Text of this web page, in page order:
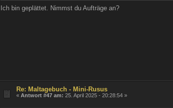
Ich bin geplättet. Nimmst du Aufträge an?
Re: Maltagebuch - Mini-Rusus
«Antwort #47 am: 25. April 2025 - 20:28:54 »